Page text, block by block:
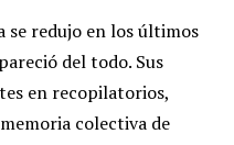
redujo en los últimos
del todo. Sus
en recopilatorios,
colectiva de